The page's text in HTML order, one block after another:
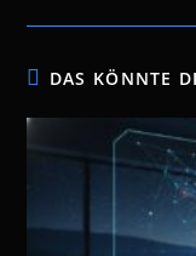
DAS KÖNNTE